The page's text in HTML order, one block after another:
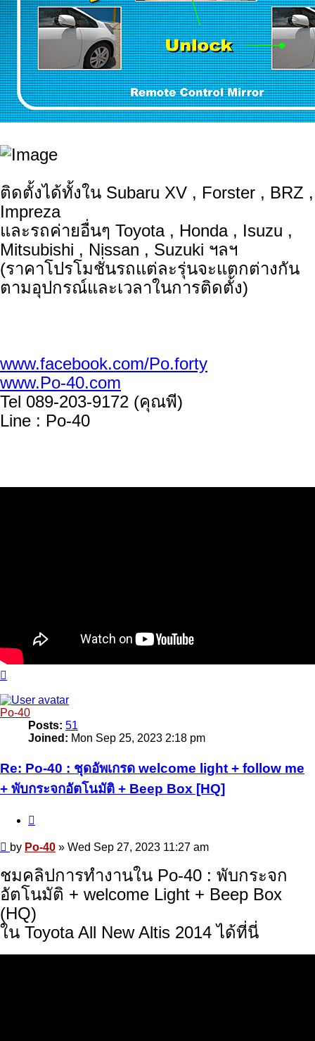
ติดตั้งได้ทั้งใน Subaru XV , Forster , BRZ ,
Impreza
และรถค่ายอื่นๆ Toyota , Honda , Isuzu ,
Mitsubishi , Nissan , Suzuki ฯลฯ
(ราคาโปรโมชั่นรถแต่ละรุ่นจะแตกต่างกัน
ตามอุปกรณ์และเวลาในการติดตั้ง)
www.facebook.com/Po.forty
www.Po-40.com
Tel 089-203-9172 (คุณพี)
Line : Po-40
Po-40
Posts: 51
Joined: Mon Sep 25, 2023 2:18 pm
Re: Po-40 : ชุดอัพเกรด welcome light + follow me
+ พับกระจกอัตโนมัติ + Beep Box [HQ]
Post
by Po-40 » Wed Sep 27, 2023 11:27 am
ชมคลิปการทำงานใน Po-40 : พับกระจก
อัตโนมัติ + welcome Light + Beep Box
(HQ)
ใน Toyota All New Altis 2014 ได้ที่นี่